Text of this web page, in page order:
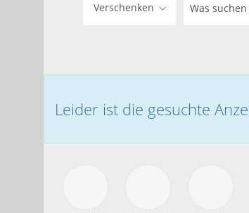
Verschenken
suchen
Leider ist die gesuchte